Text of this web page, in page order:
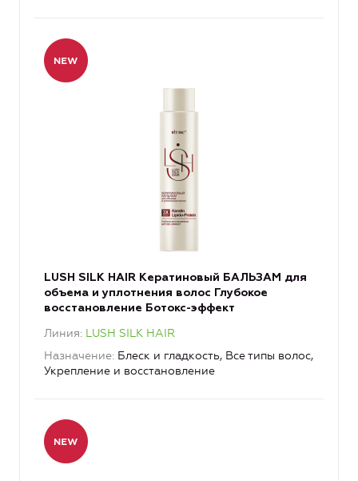
LUSH SILK HAIR Кератиновый БАЛЬЗАМ для
объема и уплотнения волос Глубокое
восстановление Ботокс-эффект
Линия LUSH SILK HAIR
Назначение Блеск и гладкость, Все типы волос,
Укрепление и восстановление